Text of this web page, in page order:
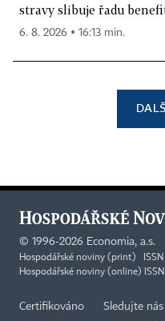
stravy slibuje řadu
6. 8. 2026 ▪ 16:13 min.
© 1996-2026 Economia, a.s.
Hospodářské noviny (print) ISSN
Hospodářské noviny (online)
Certifikováno Sledujte nás